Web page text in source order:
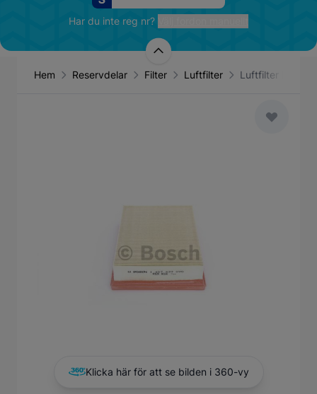
Har du inte reg nr?
Hem Reservdelar Filter Luftfilter Luftfilter
Klicka här för att se bilden i 360-vy